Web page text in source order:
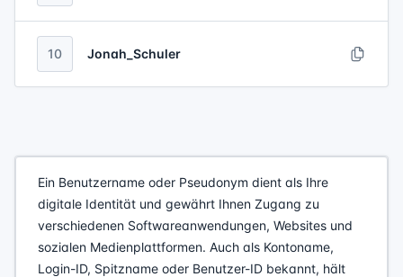
10 Jonah_Schuler
Ein Benutzername oder Pseudonym dient als Ihre
digitale Identität und gewährt Ihnen Zugang zu
verschiedenen Softwareanwendungen, Websites und
sozialen Medienplattformen. Auch als Kontoname,
Login-ID, Spitzname oder Benutzer-ID bekannt, hält